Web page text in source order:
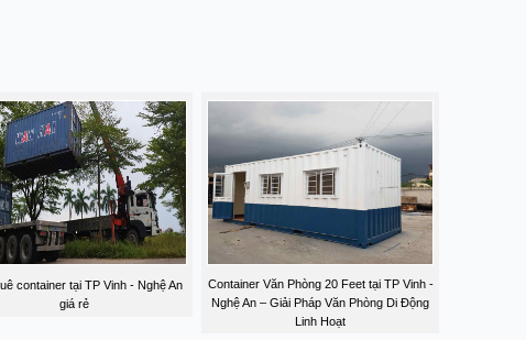
container tại TP Vinh - Nghệ An
giá rẻ
Container Văn Phòng 20 Feet tại TP Vinh -
Nghệ An – Giải Pháp Văn Phòng Di Động
Linh Hoạt